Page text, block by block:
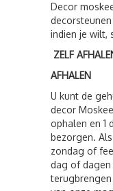
Decor
decorsteunen
indien je wilt,
ZELF
AFHALEN
U kunt de
decor
ophalen en 1
bezorgen.
zondag of
dag of dagen